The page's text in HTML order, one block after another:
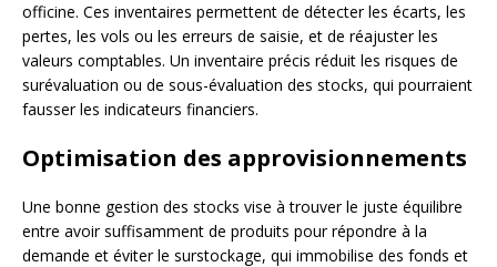
officine. Ces inventaires permettent de détecter les écarts, les
pertes, les vols ou les erreurs de saisie, et de réajuster les
valeurs comptables. Un inventaire précis réduit les risques de
surévaluation ou de sous-évaluation des stocks, qui pourraient
fausser les indicateurs financiers.
Optimisation des approvisionnements
Une bonne gestion des stocks vise à trouver le juste équilibre
entre avoir suffisamment de produits pour répondre à la
demande et éviter le surstockage, qui immobilise des fonds et